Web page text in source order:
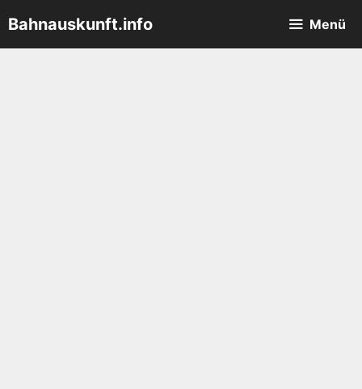
Inhalt
springen
Bahnauskunft.info Menü